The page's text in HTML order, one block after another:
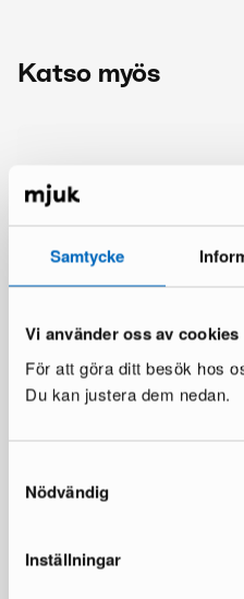
Samtycke
Vi använder oss av cookies
För att göra ditt besök hos
Du kan justera dem nedan.
Nödvändig
Inställningar
Katso myös